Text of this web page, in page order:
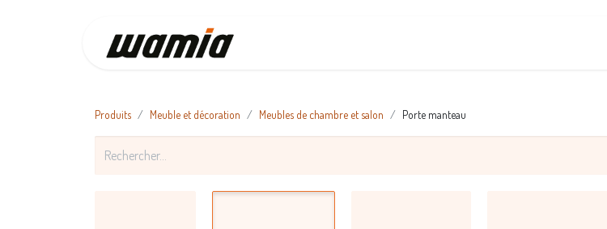
Produits Meuble et décoration Meubles de chambre et salon Porte manteau